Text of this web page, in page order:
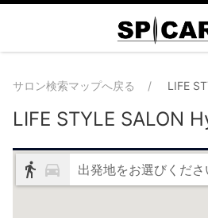
サロン検索マップへ戻る LIFE
LIFE STYLE SALON
出発地をお選びくださ